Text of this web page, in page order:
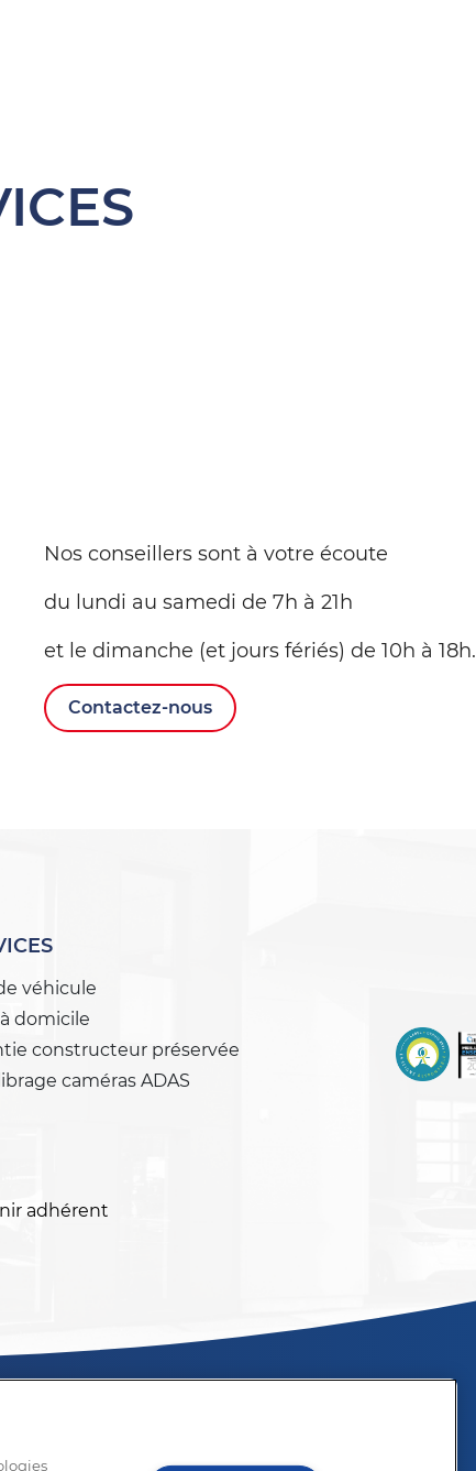
Nos conseillers sont à votre écoute
du lundi au samedi de 7h à 21h
et le dimanche (et jours fériés) de 10h à 18h.
Contactez-nous
véhicule
domicile
constructeur préservée
caméras ADAS
adhérent